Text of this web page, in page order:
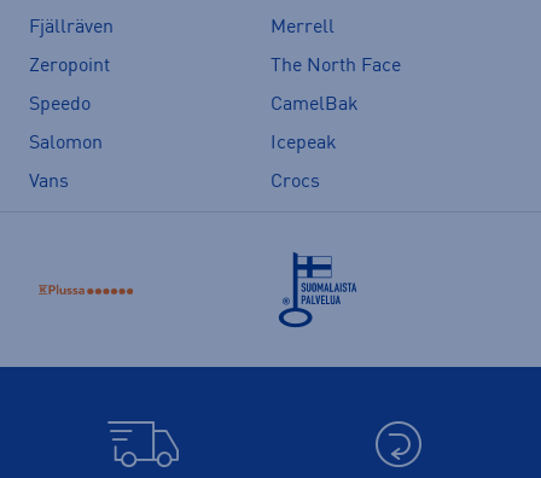
Fjällräven
Merrell
Zeropoint
The North Face
Speedo
CamelBak
Salomon
Icepeak
Vans
Crocs